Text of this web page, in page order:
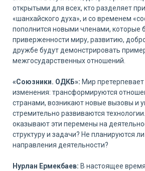
открытыми для всех, кто разделяет
«шанхайского духа», и со временем
пополнится новыми членами, которые
приверженности миру, развитию,
дружбе будут демонстрировать
межгосударственных отношений.
«Союзники. ОДКБ»: Мир
изменения: трансформируются
странами, возникают новые вызовы и
стремительно развиваются
оказывают эти перемены на
структуру и задачи? Не планируются
направления деятельности?
Нурлан Ермекбаев: В настоящее